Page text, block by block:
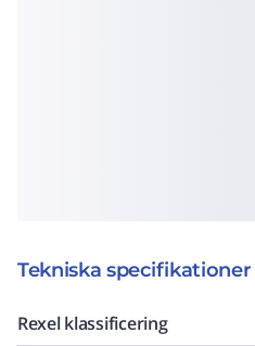
Tekniska specifikationer
Rexel klassificering